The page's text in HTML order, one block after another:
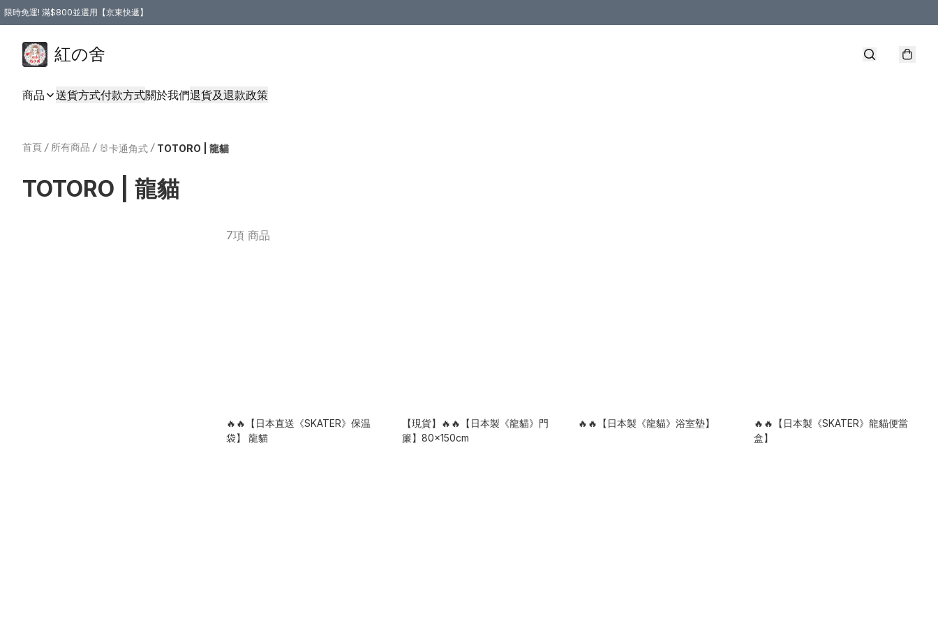
限時免運! 滿$800並選用【京東快遞】
紅の舍
商品 送貨方式付款方式關於我們退貨及退款政策
首頁 / 所有商品 / 🐰卡通角式 / TOTORO | 龍貓
TOTORO | 龍貓
7項 商品
🔥🔥【日本直送《SKATER》保温
袋】 龍貓
【現貨】🔥🔥【日本製《龍貓》門
簾】80x150cm
🔥🔥【日本製《龍貓》浴室墊】
🔥🔥【日本製《SKATER》龍貓便當
盒】